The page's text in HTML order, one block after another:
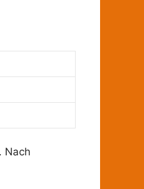
Nach